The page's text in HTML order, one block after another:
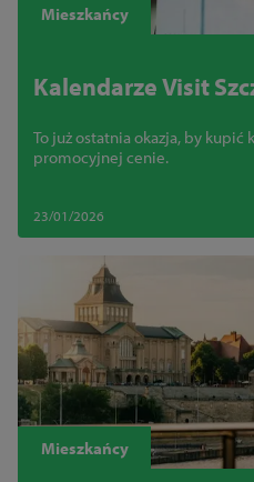
Mieszkańcy
Kalendarze Visit
To już ostatnia okazja, by kupić
promocyjnej cenie.
23/01/2026
Mieszkańcy